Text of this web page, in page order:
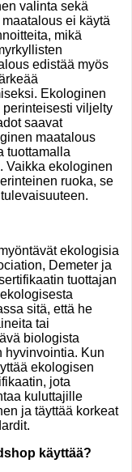
valinta sekä
ei käytä
mikä
edistää myös
Ekologinen
viljelty
saavat
maatalous
tuottamalla
Vaikka ekologinen
ruoka, se
ekologisia
Demeter ja
tuottajan
sitä, että he
tai
biologista
hyvinvointia. Kun
ekologisen
jota
kuluttajille
ja täyttää korkeat
käyttää?